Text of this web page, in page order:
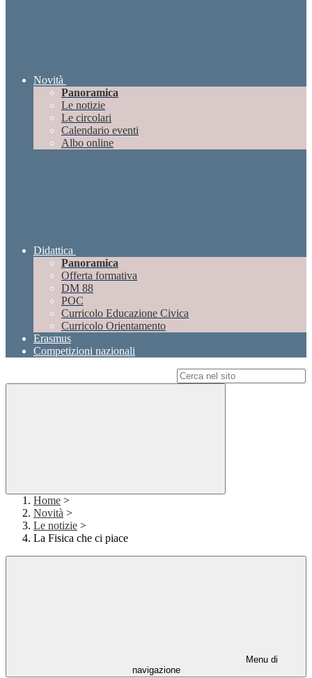
Novità
Panoramica
Le notizie
Le circolari
Calendario eventi
Albo online
Didattica
Panoramica
Offerta formativa
DM 88
POC
Curricolo Educazione Civica
Curricolo Orientamento
Erasmus
Competizioni nazionali
Home >
Novità >
Le notizie >
La Fisica che ci piace
Menu di
navigazione